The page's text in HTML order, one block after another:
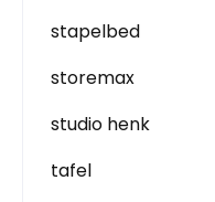
stapelbed
storemax
studio henk
tafel